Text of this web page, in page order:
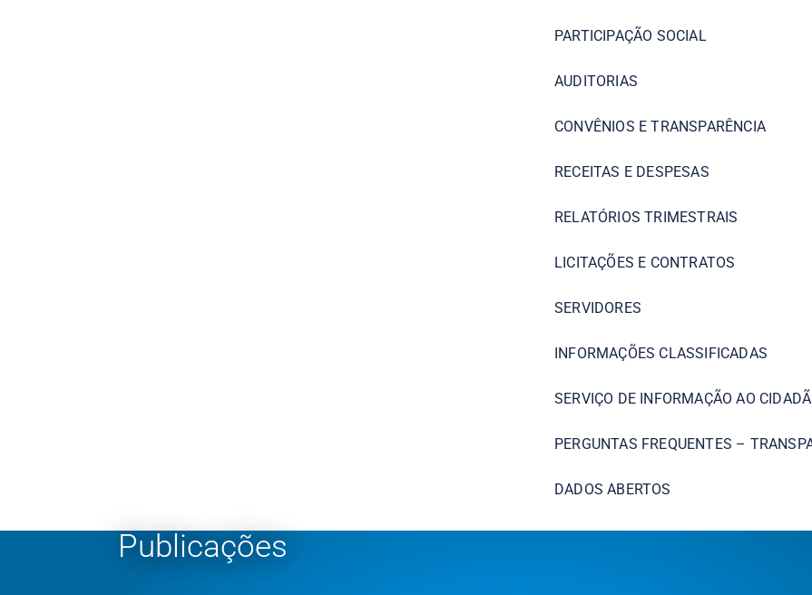
PARTICIPAÇÃO SOCIAL
AUDITORIAS
CONVÊNIOS E TRANSPARÊNCIA
RECEITAS E DESPESAS
RELATÓRIOS TRIMESTRAIS
LICITAÇÕES E CONTRATOS
SERVIDORES
INFORMAÇÕES CLASSIFICADAS
SERVIÇO DE INFORMAÇÃO AO
PERGUNTAS FREQUENTES –
DADOS ABERTOS
Publicações